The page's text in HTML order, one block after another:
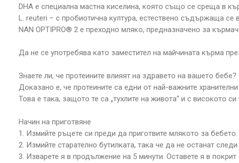
DHA е специална мастна киселина, която също се среща в
L. reuteri – с пробиотична култура, естествено съдържаща се
NAN OPTIPRO® 2 е преходно мляко, предназначено за
Да не се употребява като заместител на майчината кърма
Знаете ли, че протеините влияят на здравето на вашето бебе?
Доказано е, че протеините са едни от най-важните
Това е така, защото те са „тухлите на живота“ и с високото
Начин на приготвяне
1. Измийте ръцете си преди да приготвите млякото за бебето.
2. Измийте старателно бутилката, така че да не останат
3. Изварете я в продължение на 5 минути. Оставете я в